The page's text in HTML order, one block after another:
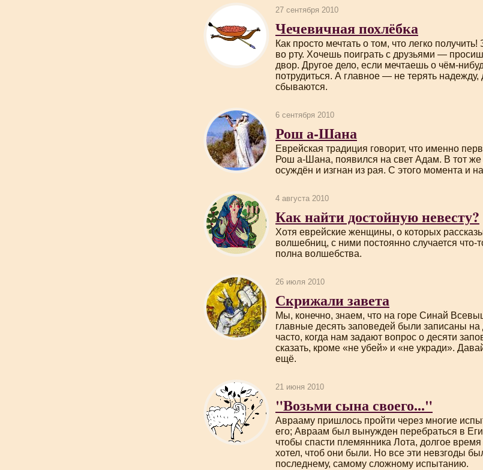
27 сентября 2010
Чечевичная похлёбка
Как просто мечтать о том, что легко
во рту. Хочешь поиграть с друзьями —
двор. Другое дело, если мечтаешь о чём-
потрудиться. А главное — не терять
сбываются.
6 сентября 2010
Рош а-Шана
Еврейская традиция говорит, что именно
Рош а-Шана, появился на свет Адам. В тот
осуждён и изгнан из рая. С этого момента и
4 августа 2010
Как найти достойную невесту?
Хотя еврейские женщины, о которых
волшебниц, с ними постоянно случается что-
полна волшебства.
26 июля 2010
Скрижали завета
Мы, конечно, знаем, что на горе Синай
главные десять заповедей были записаны
часто, когда нам задают вопрос о десяти
сказать, кроме «не убей» и «не укради».
ещё.
21 июня 2010
"Возьми сына своего..."
Аврааму пришлось пройти через многие
его; Авраам был вынужден перебраться в
чтобы спасти племянника Лота, долгое
хотел, чтоб они были. Но все эти невзгоды
последнему, самому сложному испытанию.